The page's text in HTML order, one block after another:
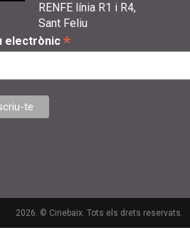
RENFE línia R1 i R4,
Sant Feliu
electrònic *
2026. © Cinebaix. Tots els drets reservats.